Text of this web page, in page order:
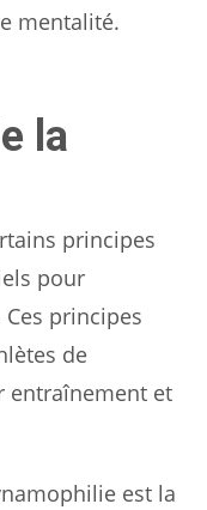
mentalité.
la
principes
pour
principes
de
entraînement et
est la